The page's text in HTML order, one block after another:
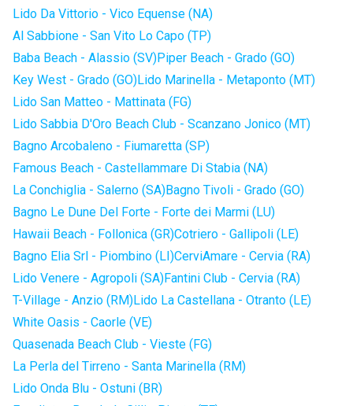
Lido Da Vittorio - Vico Equense (NA)
Al Sabbione - San Vito Lo Capo (TP)
Baba Beach - Alassio (SV)Piper Beach - Grado (GO)
Key West - Grado (GO)Lido Marinella - Metaponto (MT)
Lido San Matteo - Mattinata (FG)
Lido Sabbia D'Oro Beach Club - Scanzano Jonico (MT)
Bagno Arcobaleno - Fiumaretta (SP)
Famous Beach - Castellammare Di Stabia (NA)
La Conchiglia - Salerno (SA)Bagno Tivoli - Grado (GO)
Bagno Le Dune Del Forte - Forte dei Marmi (LU)
Hawaii Beach - Follonica (GR)Cotriero - Gallipoli (LE)
Bagno Elia Srl - Piombino (LI)CerviAmare - Cervia (RA)
Lido Venere - Agropoli (SA)Fantini Club - Cervia (RA)
T-Village - Anzio (RM)Lido La Castellana - Otranto (LE)
White Oasis - Caorle (VE)
Quasenada Beach Club - Vieste (FG)
La Perla del Tirreno - Santa Marinella (RM)
Lido Onda Blu - Ostuni (BR)